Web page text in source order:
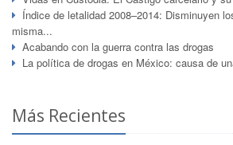
Índice de letalidad 2008–2014: Disminuyen
misma...
Acabando con la guerra contra las drogas
La política de drogas en México: causa de
Más Recientes